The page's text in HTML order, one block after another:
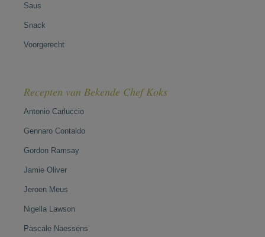
Saus
Snack
Voorgerecht
Recepten van Bekende Chef Koks
Antonio Carluccio
Gennaro Contaldo
Gordon Ramsay
Jamie Oliver
Jeroen Meus
Nigella Lawson
Pascale Naessens